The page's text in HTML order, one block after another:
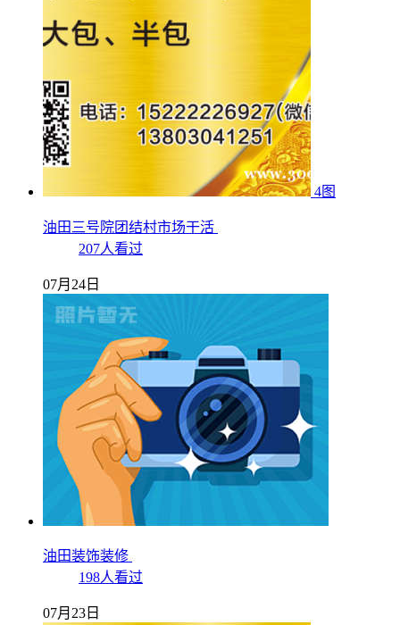
4图
油田三号院团结村市场干活
207人看过
07月24日
油田装饰装修
198人看过
07月23日